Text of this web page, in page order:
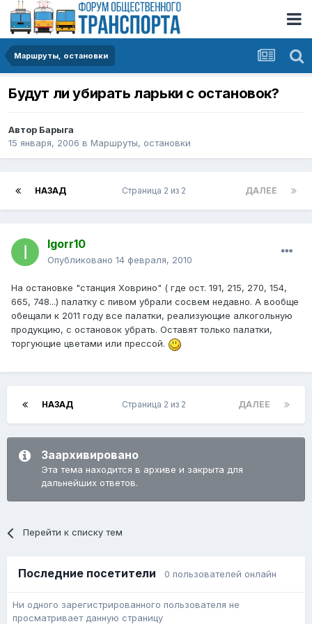
Маршруты, остановки
Будут ли убирать ларьки с остановок?
Автор Барыга
15 января, 2006 в Маршруты, остановки
НАЗАД ДАЛЕЕ
Страница 2 из 2
Igorr10
Опубликовано 14 февраля, 2010
На остановке "станция Ховрино" ( где ост. 191, 215, 270, 154,
665, 748...) палатку с пивом убрали сосвем недавно. А вообще
обещали к 2011 году все палатки, реализующие алкогольную
продукцию, с остановок убрать. Оставят только палатки,
торгующие цветами или прессой.
НАЗАД ДАЛЕЕ
Страница 2 из 2
Заархивировано
Эта тема находится в архиве и закрыта для
дальнейших ответов.
Перейти к списку тем
Последние посетители 0 пользователей онлайн
Ни одного зарегистрированного пользователя не
просматривает данную страницу